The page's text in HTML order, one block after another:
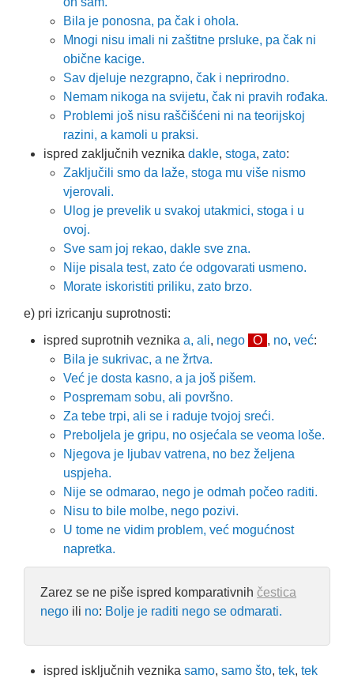
Bila je ponosna, pa čak i ohola.
Mnogi nisu imali ni zaštitne prsluke, pa čak ni
obične kacige.
Sav djeluje nezgrapno, čak i neprirodno.
Nemam nikoga na svijetu, čak ni pravih rođaka.
Problemi još nisu raščišćeni ni na teorijskoj
razini, a kamoli u praksi.
ispred zaključnih veznika dakle, stoga, zato:
Zaključili smo da laže, stoga mu više nismo
vjerovali.
Ulog je prevelik u svakoj utakmici, stoga i u
ovoj.
Sve sam joj rekao, dakle sve zna.
Nije pisala test, zato će odgovarati usmeno.
Morate iskoristiti priliku, zato brzo.
e) pri izricanju suprotnosti:
ispred suprotnih veznika a, ali, nego O , no, već:
Bila je sukrivac, a ne žrtva.
Već je dosta kasno, a ja još pišem.
Pospremam sobu, ali površno.
Za tebe trpi, ali se i raduje tvojoj sreći.
Preboljela je gripu, no osjećala se veoma loše.
Njegova je ljubav vatrena, no bez željena
uspjeha.
Nije se odmarao, nego je odmah počeo raditi.
Nisu to bile molbe, nego pozivi.
U tome ne vidim problem, već mogućnost
napretka.
Zarez se ne piše ispred komparativnih čestica
nego ili no: Bolje je raditi nego se odmarati.
ispred isključnih veznika samo, samo što, tek, tek